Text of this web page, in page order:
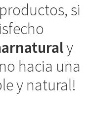
si
y
hacia una
y natural!